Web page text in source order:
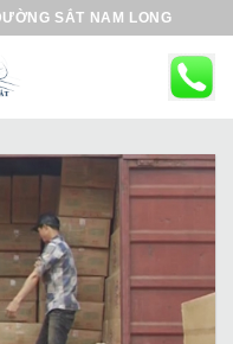
SẮT NAM LONG